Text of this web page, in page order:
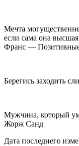
Мечта
если сама она
Франс — Позитивные
Берегись заходить
Мужчина, который
Жорж Санд
Дата последнего